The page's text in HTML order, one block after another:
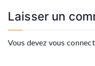
Laisser un
Vous devez vous